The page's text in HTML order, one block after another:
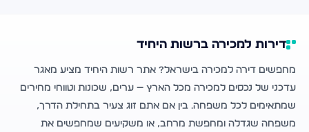
דירות למכירה ברשות היחיד
מחפשים דירה למכירה בישראל? אתר רשות היחיד מציע מאגר
עדכני של נכסים למכירה מכל הארץ — ערים, שכונות וטווחי מחירים
שמתאימים לכל משפחה. בין אם אתם זוג צעיר בתחילת הדרך,
משפחה שגדלה ומחפשת מרחב, או משקיעים שמחפשים את